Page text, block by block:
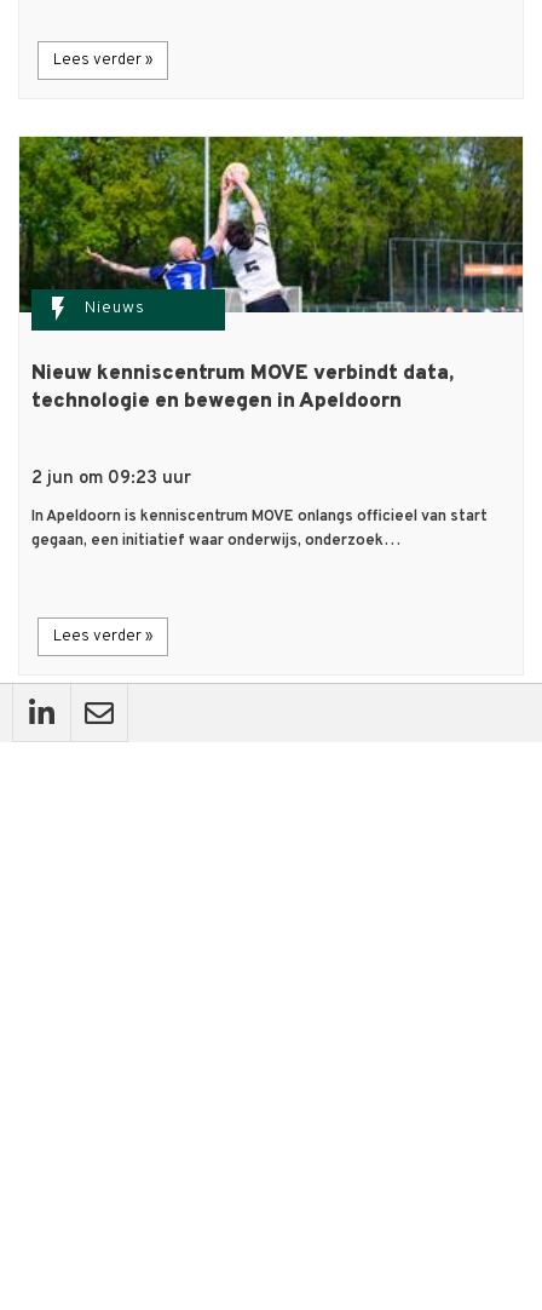
Lees verder »
flash_on Nieuws
Nieuw kenniscentrum MOVE verbindt data,
technologie en bewegen in Apeldoorn
2 jun om 09:23 uur
In Apeldoorn is kenniscentrum MOVE onlangs officieel van start
gegaan, een initiatief waar onderwijs, onderzoek…
Lees verder »